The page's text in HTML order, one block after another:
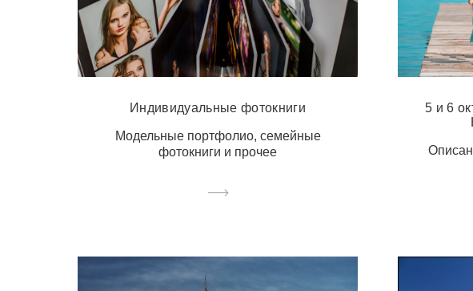
Индивидуальные фотокниги
Модельные портфолио, семейные
фотокниги и прочее
5 и 6